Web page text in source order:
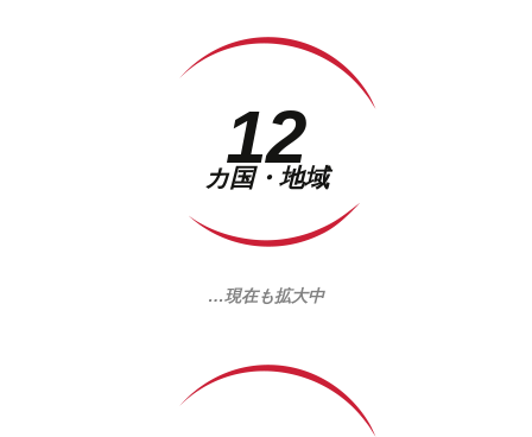
12
カ国・地域
…現在も拡大中